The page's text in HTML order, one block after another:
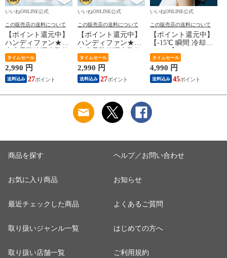
いいねONLINE公式
この販売店の送料について
【ポイント還元中】
ハンディファン★熱
中症予防管理者監修
【最新瞬間冷却プレ
ート】携帯扇風機
100段階風量調節 首
掛け 静音【日本企業
タイムセール
2,990 円
送料込み 27
いいねONLINE公式
この販売店の送料について
【ポイント還元中】
ハンディファン★熱
中症予防管理者監修
【最新瞬間冷却プレ
ート】携帯扇風機
100段階風量調節 首
掛け 静音【日本企業
ビナ付き プレゼント
ギフト 冷却 父の日
Excitech
タイムセール
2,990 円
送料込み 27
いいねONLINE公式
この販売店の送料について
【ポイント還元中】
【-15℃ 瞬間 冷却プ
レート】ネッククー
ラー★熱中症予防管
理者監修 ペルチェ素
子【日本企業企画】
5200mAh ネックファ
ギフト EXCITECH
父の日 冷却
タイムセール
4,990 円
送料込み 45
商品を探す
お気に入り商品
最近チェックした商品
取り扱いジャンル一覧
取り扱い店舗一覧
ヘルプ／お問い合わせ
お知らせ
よくあるご質問
はじめての方へ
ご利用規約